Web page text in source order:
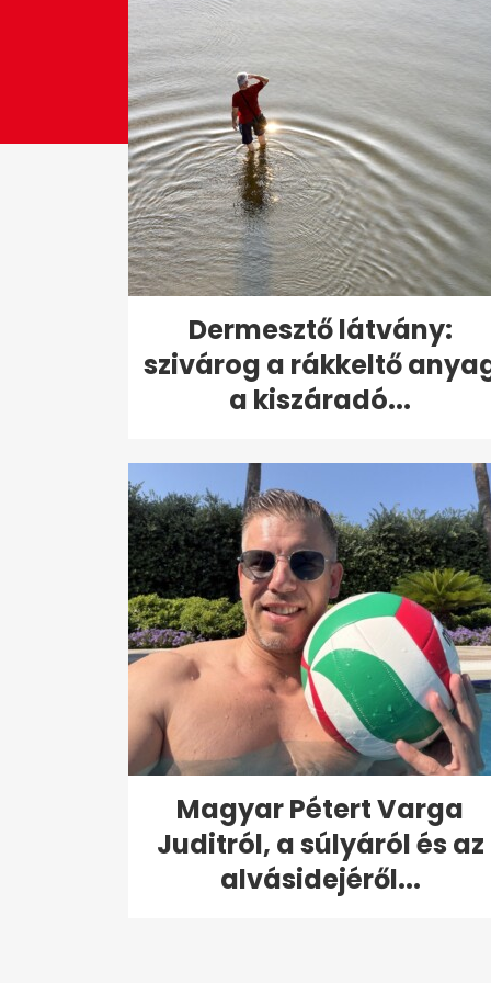
Dermesztő látvány:
szivárog a rákkeltő
a kiszáradó...
Magyar Pétert Varga
Juditról, a súlyáról és az
alvásidejéről...